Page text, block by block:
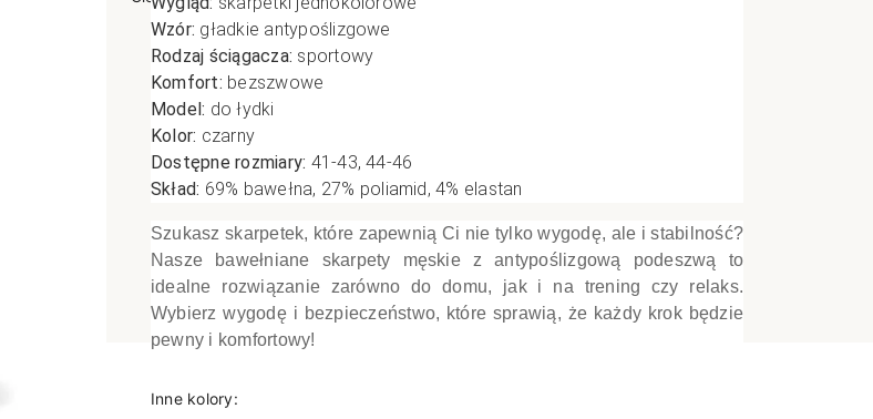
OPAKOWANIA
Antypoślizgowe
Do spania
Rozmiar XL
Sportowe
Ciepłe
Wzór: gładkie antypoślizgowe
Rodzaj ściągacza: sportowy
Komfort: bezszwowe
Model: do łydki
Kolor: czarny
Dostępne rozmiary: 41-43, 44-46
Skład: 69% bawełna, 27% poliamid, 4% elastan
Szukasz skarpetek, które zapewnią Ci nie tylko wygodę, ale i stabilność?
Nasze bawełniane skarpety męskie z antypoślizgową podeszwą to
idealne rozwiązanie zarówno do domu, jak i na trening czy relaks.
Wybierz wygodę i bezpieczeństwo, które sprawią, że każdy krok będzie
pewny i komfortowy!
Inne kolory: